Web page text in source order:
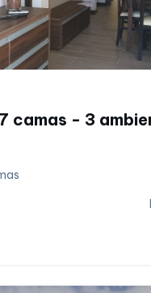
camas - 3